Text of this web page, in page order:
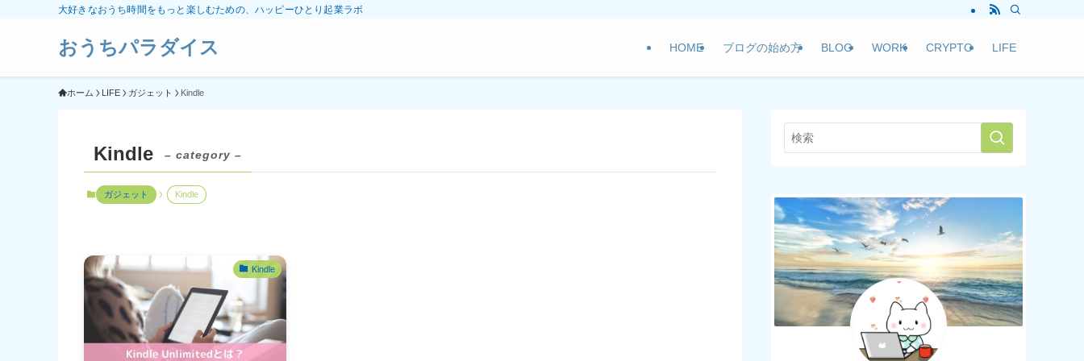
大好きなおうち時間をもっと楽しむための、ハッピーひとり起業ラボ
おうちパラダイス HOME ブログの始め方 BLOG WORK CRYPTO LIFE
ホーム LIFE ガジェット Kindle
Kindle – category –
ガジェット Kindle
Kindle